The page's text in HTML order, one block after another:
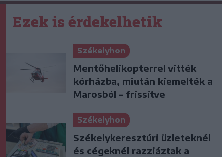
Ezek is érdekelhetik
Székelyhon
Mentőhelikopterrel vitték
kórházba, miután kiemelték a
Marosból – frissítve
Székelyhon
Székelykeresztúri üzleteknél
és cégeknél razziáztak a